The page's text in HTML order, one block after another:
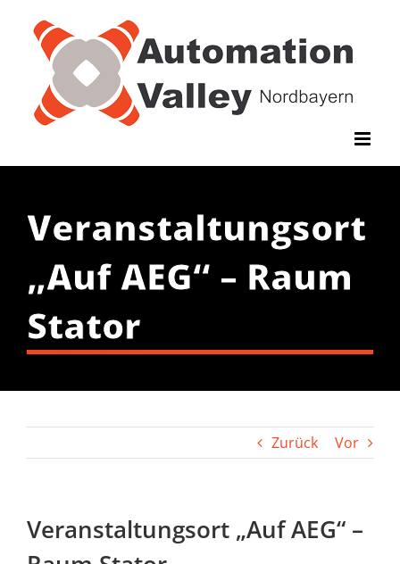
Inhalt
springen
Veranstaltungsort
„Auf AEG“ – Raum
Stator
Zurück Vor
Veranstaltungsort „Auf AEG“ –